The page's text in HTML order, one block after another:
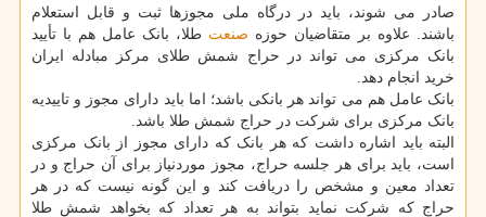
صادر می شوند، باید در درگاه ملی مجوزها ثبت و قابل استعلام
باشند. علاوه بر متقاضیان حوزه صنعت طلا، بانک عامل هم با تأیید
بانک مرکزی می تواند در حراج شمش طلای مرکز مبادله ایران
خرید انجام دهد.
بانک عامل هم می تواند هر بانکی باشد؛ اما باید دارای مجوز و تاییدیه
بانک مرکزی برای شرکت در حراج شمش طلا باشد.
البته باید اشاره داشت که هر بانک که دارای مجوز از بانک مرکزی
است، باید برای هر جلسه حراج، مجوز موردنیاز برای آن حراج و در
تعداد معین و مشخص را دریافت کند و این گونه نیست که در هر
حراج که شرکت نماید بتواند به هر تعداد که بخواهد شمش طلا